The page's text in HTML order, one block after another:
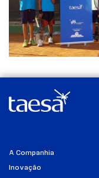
A Companhia
Inovação